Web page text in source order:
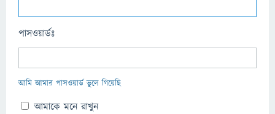
পাসওয়ার্ডঃ
আমি আমার পাসওয়ার্ড ভুলে গিয়েছি
আমাকে মনে রাখুন